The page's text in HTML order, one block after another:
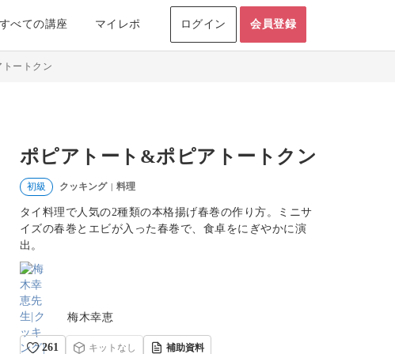
すべての講座 マイレポ ログイン 会員登録
ートクン
ポピアトート&ポピアトートクン
初級 クッキング | 料理
タイ料理で人気の2種類の本格揚げ春巻の作り方。ミニサ
イズの春巻とエビが入った春巻で、食卓をにぎやかに演
出。
梅木幸恵
261 キットなし 補助資料